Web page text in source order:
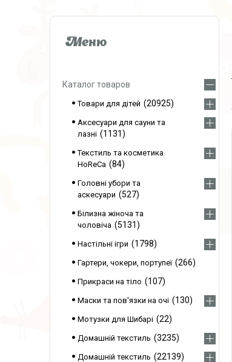
Каталог товаров
Товари для дітей 20925
Аксесуари для сауни та
лазні
1131
Текстиль та косметика
HoReCa
84
Головні убори та
аскесуари
527
Білизна жіноча та
чоловіча
5131
Настільні ігри 1798
Гартери, чокери, портупеї 266
Прикраси на тіло 107
Маски та пов'язки на очі 130
Мотузки для Шибарі 22
Домашній текстиль 3235
Домашній текстиль 22139